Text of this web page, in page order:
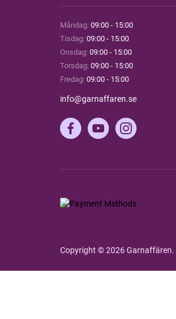
Måndag: 09:00 - 15:00
Tisdag: 09:00 - 15:00
Onsdag: 09:00 - 15:00
Torsdag: 09:00 - 15:00
Fredag: 09:00 - 15:00
info@garnaffaren.se
Copyright © 2026 Garnaffären.